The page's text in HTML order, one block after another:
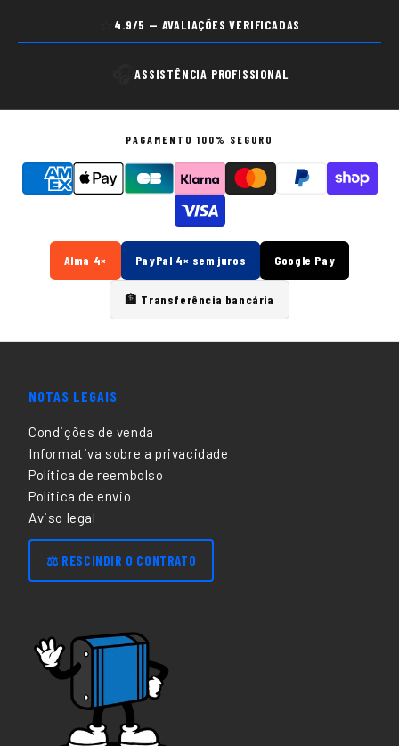
4.9/5 — AVALIAÇÕES VERIFICADAS
🎧ASSISTÊNCIA PROFISSIONAL
PAGAMENTO 100% SEGURO
Alma 4× PayPal 4× sem juros Google Pay
🏦 Transferência bancária
NOTAS LEGAIS
Condições de venda
Informativa sobre a privacidade
Política de reembolso
Política de envio
Aviso legal
⚖️ RESCINDIR O CONTRATO